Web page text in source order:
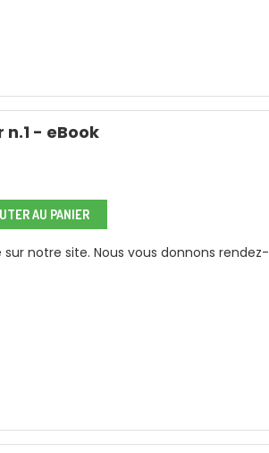
n.1 - eBook
notre site. Nous vous donnons rendez-
AU PANIER